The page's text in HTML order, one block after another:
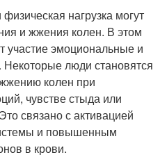
нагрузка могут
и жжения колен. В этом
участие эмоциональные и
Некоторые люди становятся
колен при
чувстве стыда или
связано с активацией
и повышенным
в крови.